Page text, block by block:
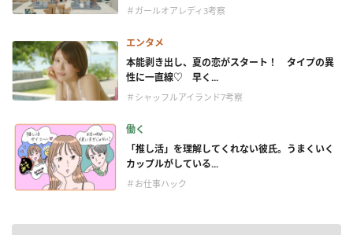
＃ガールオアレディ3考察
エンタメ
本能剥き出し、夏の恋がスタート！ タイプの異
性に一直線♡ 早く...
＃シャッフルアイランド7考察
働く
「推し活」を理解してくれない彼氏。うまくいく
カップルがしている...
＃お仕事ハック